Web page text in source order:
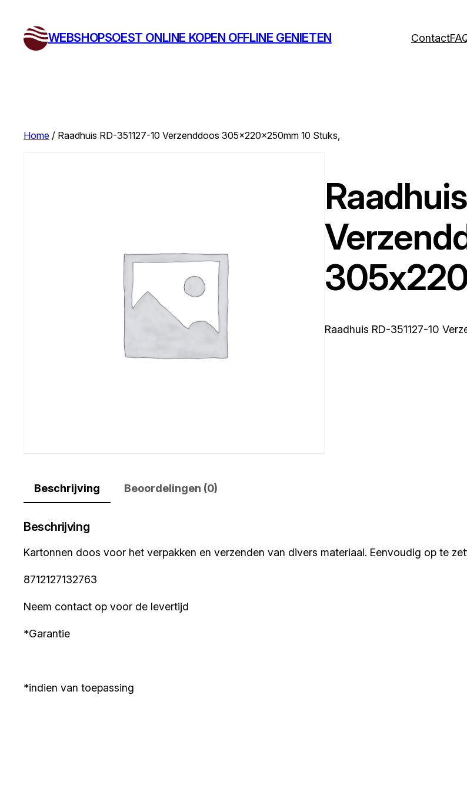
WEBSHOPSOEST ONLINE KOPEN OFFLINE GENIETEN Contact
Home / Raadhuis RD-351127-10 Verzenddoos 305x220x250mm 10 Stuks,
Raadhuis RD-351127-10
Beschrijving Beoordelingen (0)
Beschrijving
Kartonnen doos voor het verpakken en verzenden van divers materiaal. Eenvoudig op te
8712127132763
Neem contact op voor de levertijd
*Garantie
*indien van toepassing